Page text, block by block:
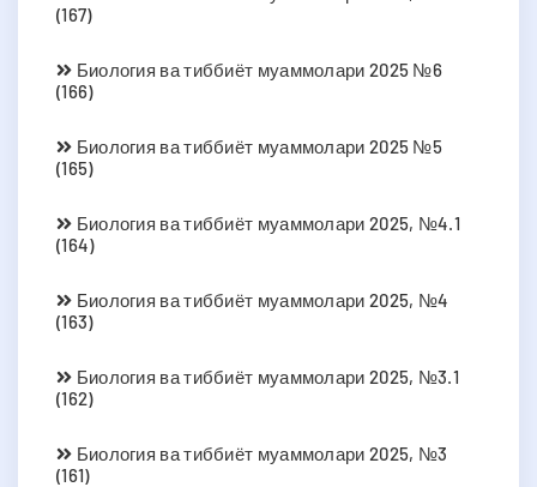
(167)
Биология ва тиббиёт муаммолари 2025 №6
(166)
Биология ва тиббиёт муаммолари 2025 №5
(165)
Биология ва тиббиёт муаммолари 2025, №4.1
(164)
Биология ва тиббиёт муаммолари 2025, №4
(163)
Биология ва тиббиёт муаммолари 2025, №3.1
(162)
Биология ва тиббиёт муаммолари 2025, №3
(161)